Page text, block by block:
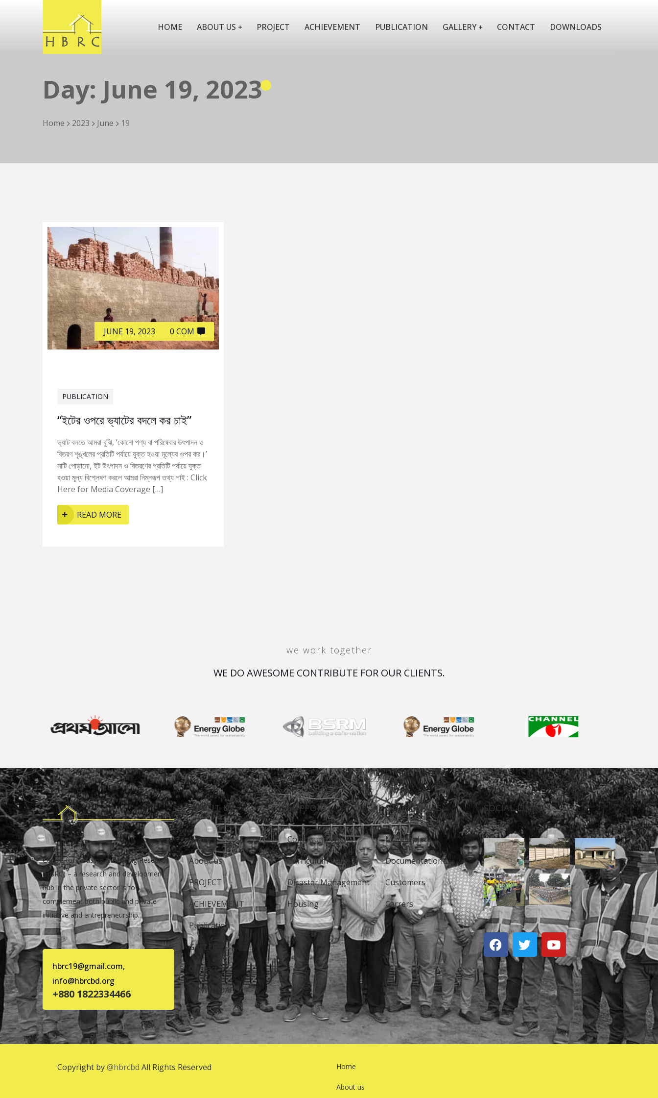
HOME ABOUT US PROJECT ACHIEVEMENT PUBLICATION GALLERY CONTACT DOWNLOADS
Day: June 19, 2023
Home 2023 June 19
JUNE 19, 2023 0 COM
PUBLICATION
“ইটের ওপরে ভ্যাটের বদলে কর চাই”
ভ্যাট বলতে আমরা বুঝি, ‘কোনো পণ্য বা পরিষেবার উৎপাদন ও
বিতরণ শৃঙ্খলের প্রতিটি পর্যায়ে যুক্ত হওয়া মূল্যের ওপর কর।’
মাটি পোড়ানো, ইট উৎপাদন ও বিতরণের প্রতিটি পর্যায়ে যুক্ত
হওয়া মূল্য বিশ্লেষণ করলে আমরা নিম্নরূপ তথ্য পাই : Click
Here for Media Coverage […]
READ MORE
we work together
WE DO AWESOME CONTRIBUTE FOR OUR CLIENTS.
Centre for Housing & Building Research
(HBRC) – a research and development
hub in the private sector is to
complement both public and private
initiative and entrepreneurship.
hbrc19@gmail.com,
info@hbrcbd.org
+880 1822334466
ABOUT US
Home
About us
PROJECT
ACHIEVEMENT
Publication
GALLERY
Contact
DOWNLOADS
SUPPORT
Compound Wall
Curriculum Vitae
Disaster Management
Housing
QUICK LINKS
Marketplace
Documentation
Customers
Carrers
SOCIAL LINK
Copyright by@hbrcbd All Rights Reserved Home
About us